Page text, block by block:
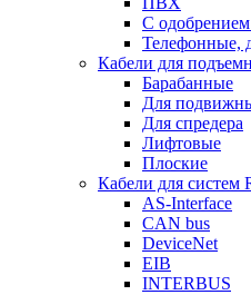
С
Телефонные,
Кабели для
Барабанные
Для
Для спредера
Лифтовые
Плоские
Кабели для систем
AS-Interface
CAN bus
DeviceNet
EIB
INTERBUS